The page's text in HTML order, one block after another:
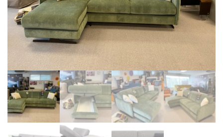
BIBLIOTHÈQUE
TABLE BASSE
FAUTEUILS
SALLES À MANGER
CHAISES
TABLES
BAHUT